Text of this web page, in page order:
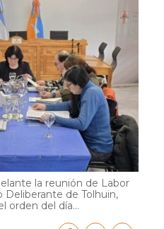
la reunión de Labor
Deliberante de Tolhuin,
orden del día...